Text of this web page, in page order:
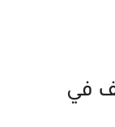
في